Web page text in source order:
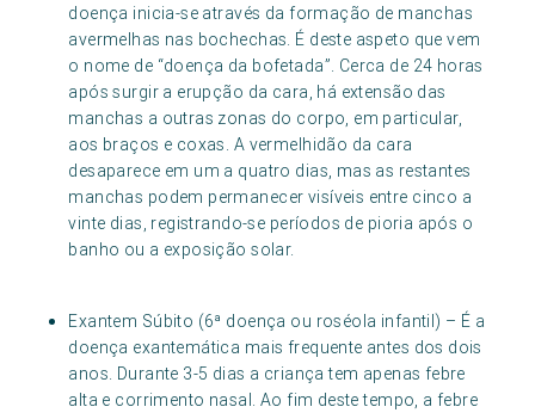
doença inicia-se através da formação de manchas
avermelhas nas bochechas. É deste aspeto que vem
o nome de “doença da bofetada”. Cerca de 24 horas
após surgir a erupção da cara, há extensão das
manchas a outras zonas do corpo, em particular,
aos braços e coxas. A vermelhidão da cara
desaparece em um a quatro dias, mas as restantes
manchas podem permanecer visíveis entre cinco a
vinte dias, registrando-se períodos de pioria após o
banho ou a exposição solar.
Exantem Súbito (6ª doença ou roséola infantil) – É a
doença exantemática mais frequente antes dos dois
anos. Durante 3-5 dias a criança tem apenas febre
alta e corrimento nasal. Ao fim deste tempo, a febre